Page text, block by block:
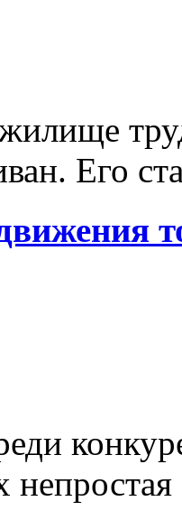
Его